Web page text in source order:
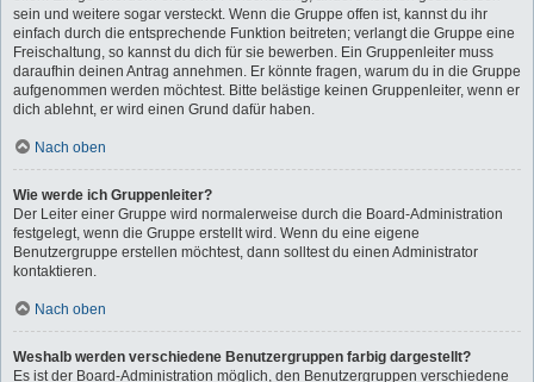
sein und weitere sogar versteckt. Wenn die Gruppe offen ist, kannst du ihr
einfach durch die entsprechende Funktion beitreten; verlangt die Gruppe eine
Freischaltung, so kannst du dich für sie bewerben. Ein Gruppenleiter muss
daraufhin deinen Antrag annehmen. Er könnte fragen, warum du in die Gruppe
aufgenommen werden möchtest. Bitte belästige keinen Gruppenleiter, wenn er
dich ablehnt, er wird einen Grund dafür haben.
Nach oben
Wie werde ich Gruppenleiter?
Der Leiter einer Gruppe wird normalerweise durch die Board-Administration
festgelegt, wenn die Gruppe erstellt wird. Wenn du eine eigene
Benutzergruppe erstellen möchtest, dann solltest du einen Administrator
kontaktieren.
Nach oben
Weshalb werden verschiedene Benutzergruppen farbig dargestellt?
Es ist der Board-Administration möglich, den Benutzergruppen verschiedene